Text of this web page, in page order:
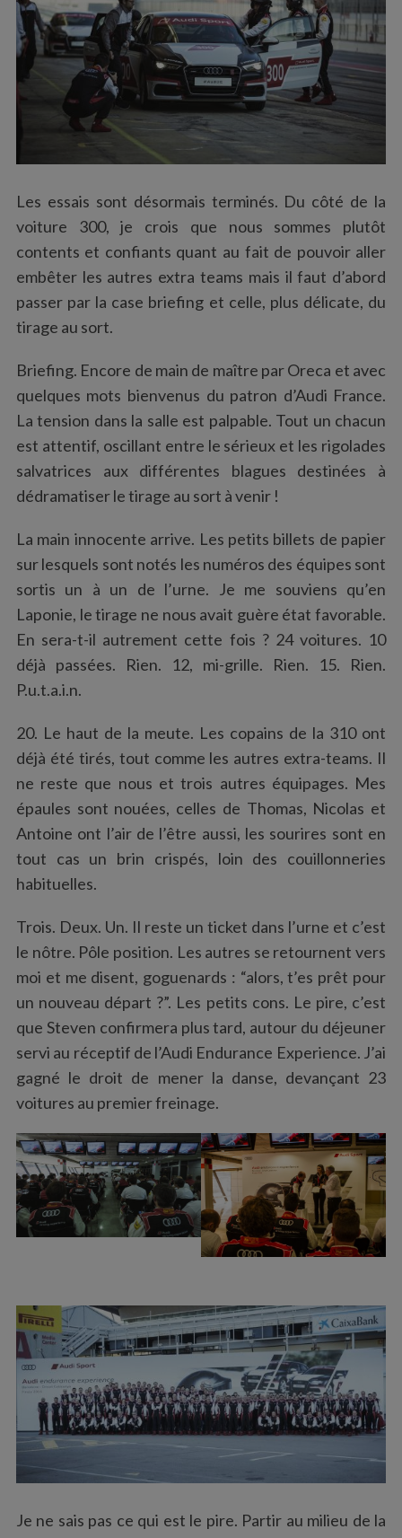
Les essais sont désormais terminés. Du côté de la
voiture 300, je crois que nous sommes plutôt
contents et confiants quant au fait de pouvoir aller
embêter les autres extra teams mais il faut d’abord
passer par la case briefing et celle, plus délicate, du
tirage au sort.
Briefing. Encore de main de maître par Oreca et avec
quelques mots bienvenus du patron d’Audi France.
La tension dans la salle est palpable. Tout un chacun
est attentif, oscillant entre le sérieux et les rigolades
salvatrices aux différentes blagues destinées à
dédramatiser le tirage au sort à venir !
La main innocente arrive. Les petits billets de papier
sur lesquels sont notés les numéros des équipes sont
sortis un à un de l’urne. Je me souviens qu’en
Laponie, le tirage ne nous avait guère état favorable.
En sera-t-il autrement cette fois ? 24 voitures. 10
déjà passées. Rien. 12, mi-grille. Rien. 15. Rien.
P.u.t.a.i.n.
20. Le haut de la meute. Les copains de la 310 ont
déjà été tirés, tout comme les autres extra-teams. Il
ne reste que nous et trois autres équipages. Mes
épaules sont nouées, celles de Thomas, Nicolas et
Antoine ont l’air de l’être aussi, les sourires sont en
tout cas un brin crispés, loin des couillonneries
habituelles.
Trois. Deux. Un. Il reste un ticket dans l’urne et c’est
le nôtre. Pôle position. Les autres se retournent vers
moi et me disent, goguenards : “alors, t’es prêt pour
un nouveau départ ?”. Les petits cons. Le pire, c’est
que Steven confirmera plus tard, autour du déjeuner
servi au réceptif de l’Audi Endurance Experience. J’ai
gagné le droit de mener la danse, devançant 23
voitures au premier freinage.
Je ne sais pas ce qui est le pire. Partir au milieu de la